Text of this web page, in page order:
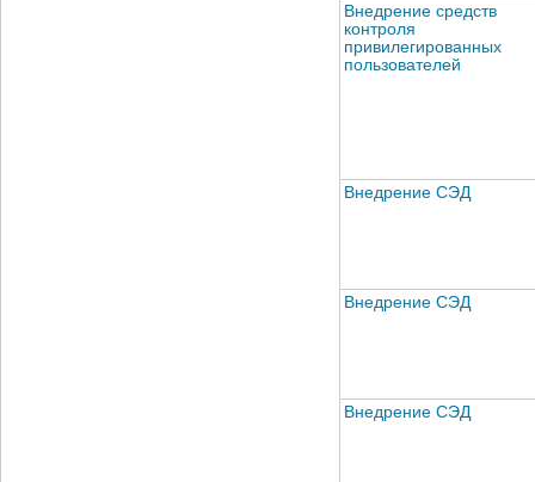
Внедрение средств
контроля
привилегированных
пользователей
Внедрение СЭД
Внедрение СЭД
Внедрение СЭД